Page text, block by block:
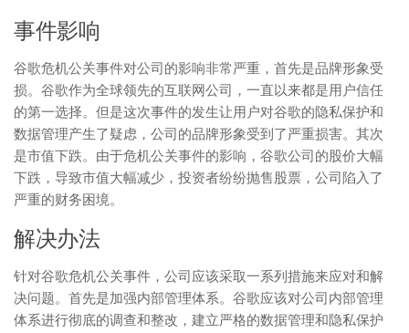
事件影响
谷歌危机公关事件对公司的影响非常严重，首先是品牌形象受
损。谷歌作为全球领先的互联网公司，一直以来都是用户信任
的第一选择。但是这次事件的发生让用户对谷歌的隐私保护和
数据管理产生了疑虑，公司的品牌形象受到了严重损害。其次
是市值下跌。由于危机公关事件的影响，谷歌公司的股价大幅
下跌，导致市值大幅减少，投资者纷纷抛售股票，公司陷入了
严重的财务困境。
解决办法
针对谷歌危机公关事件，公司应该采取一系列措施来应对和解
决问题。首先是加强内部管理体系。谷歌应该对公司内部管理
体系进行彻底的调查和整改，建立严格的数据管理和隐私保护